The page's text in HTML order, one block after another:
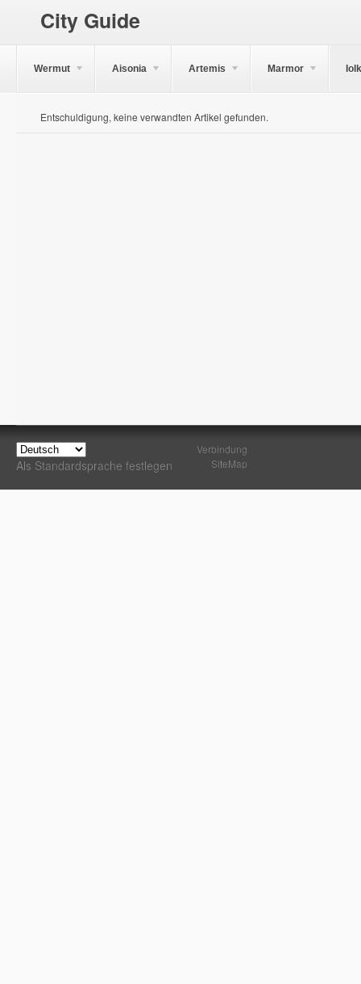
City Guide
Wermut Aisonia Artemis Marmor
Entschuldigung, keine verwandten Artikel gefunden.
Als Standardsprache festlegen
Verbindung
SiteMap